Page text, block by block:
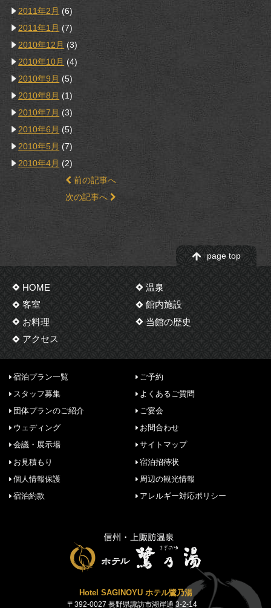
2011年2月 (6)
2011年1月 (7)
2010年12月 (3)
2010年10月 (4)
2010年9月 (5)
2010年8月 (1)
2010年7月 (3)
2010年6月 (5)
2010年5月 (7)
2010年4月 (2)
前の記事へ
次の記事へ
page top
HOME
温泉
客室
館内施設
お料理
当館の歴史
アクセス
宿泊プラン一覧
ご予約
スタッフ募集
よくあるご質問
団体プランのご紹介
ご宴会
ウェディング
お問合わせ
会議・展示場
サイトマップ
お見積もり
宿泊招待状
個人情報保護
周辺の観光情報
宿泊約款
アレルギー対応ポリシー
Hotel SAGINOYU ホテル鷺乃湯
〒392-0027 長野県諏訪市湖岸通 3-2-14